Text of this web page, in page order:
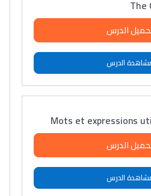
The
الدرس
الدرس
Mots et expressions
الدرس
الدرس